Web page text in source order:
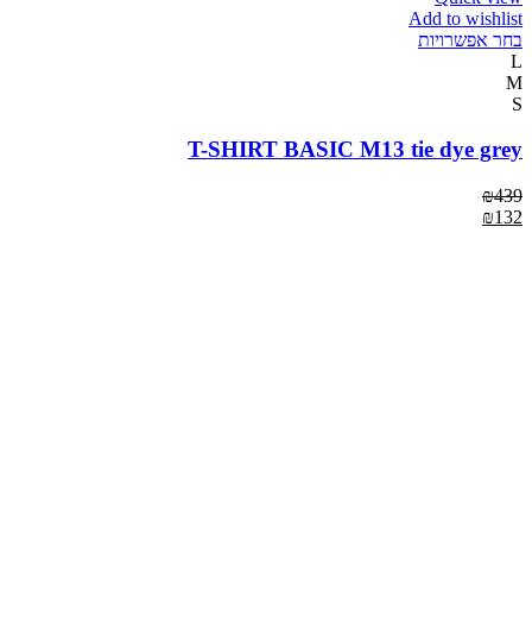
Add to wishlist
בחר אפשרויות
L
M
S
T-SHIRT BASIC M13 tie dye grey
₪439
₪132